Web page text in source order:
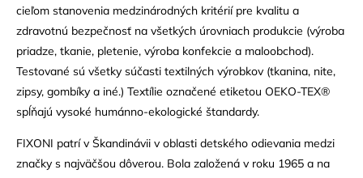
cieľom stanovenia medzinárodných kritérií pre kvalitu a
zdravotnú bezpečnosť na všetkých úrovniach produkcie (výroba
priadze, tkanie, pletenie, výroba konfekcie a maloobchod).
Testované sú všetky súčasti textilných výrobkov (tkanina, nite,
zipsy, gombíky a iné.) Textílie označené etiketou OEKO-TEX®
spĺňajú vysoké humánno-ekologické štandardy.
FIXONI patrí v Škandinávii v oblasti detského odievania medzi
značky s najväčšou dôverou. Bola založená v roku 1965 a na